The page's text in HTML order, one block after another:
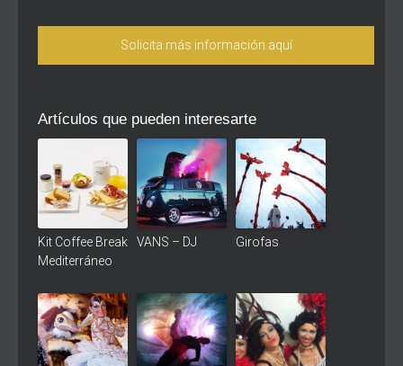
Solicita más información aquí
Artículos que pueden interesarte
Kit Coffee Break
Mediterráneo
VANS – DJ Girofas